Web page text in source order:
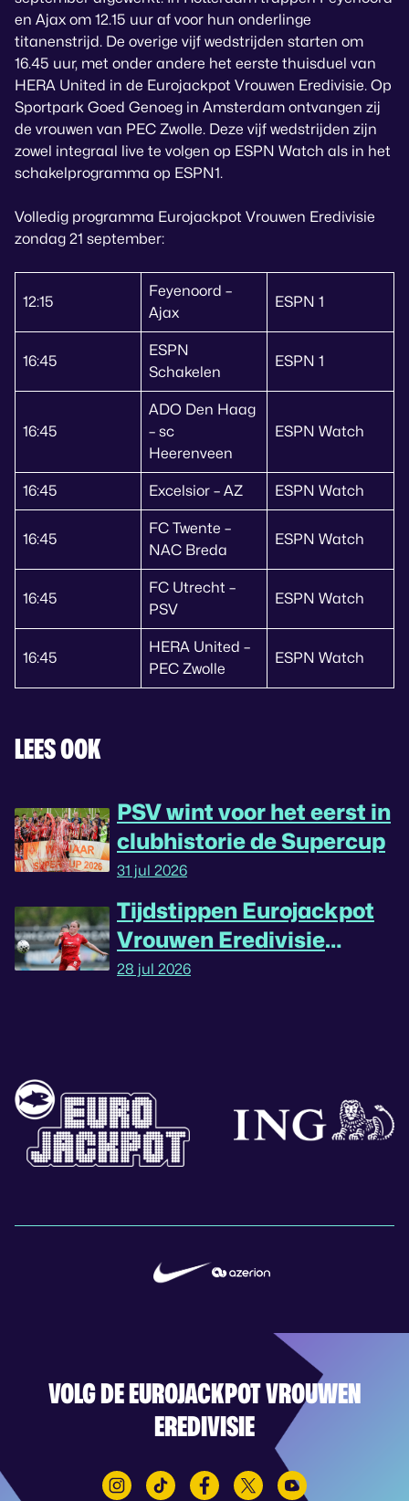
en Ajax om 12.15 uur af voor hun onderlinge
titanenstrijd. De overige vijf wedstrijden starten om
16.45 uur, met onder andere het eerste thuisduel van
HERA United in de Eurojackpot Vrouwen Eredivisie. Op
Sportpark Goed Genoeg in Amsterdam ontvangen zij
de vrouwen van PEC Zwolle. Deze vijf wedstrijden zijn
zowel integraal live te volgen op ESPN Watch als in het
schakelprogramma op ESPN1.
Volledig programma Eurojackpot Vrouwen Eredivisie
zondag 21 september:
12:15
Feyenoord –
Ajax
ESPN 1
16:45
ESPN
Schakelen
ESPN 1
16:45
ADO Den Haag
– sc
Heerenveen
ESPN Watch
16:45 Excelsior – AZ ESPN Watch
16:45
FC Twente –
NAC Breda
ESPN Watch
16:45
FC Utrecht –
PSV
ESPN Watch
16:45
HERA United –
PEC Zwolle
ESPN Watch
LEES OOK
PSV wint voor het eerst in
clubhistorie de Supercup
31 jul 2026
Tijdstippen Eurojackpot
Vrouwen Eredivisie
omgedraaid
28 jul 2026
VOLG DE EUROJACKPOT VROUWEN
EREDIVISIE